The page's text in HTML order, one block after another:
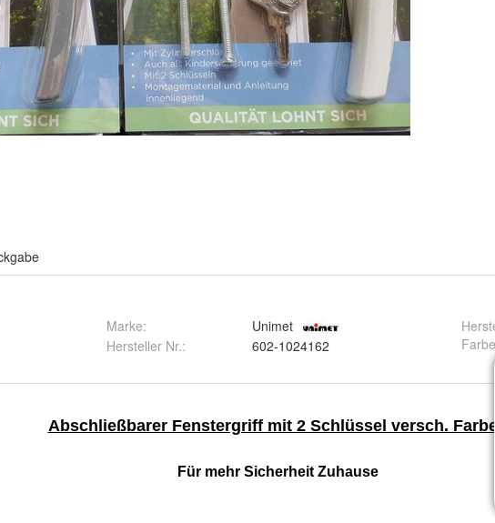
Marke:
Unimet
Hersteller Nr.:
602-1024162
Farbe